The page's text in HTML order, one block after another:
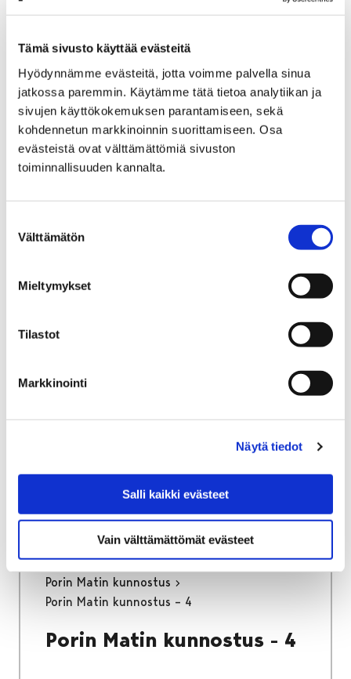
Tämä sivusto käyttää evästeitä
Hyödynnämme evästeitä, jotta voimme palvella sinua
jatkossa paremmin. Käytämme tätä tietoa analytiikan ja
sivujen käyttökokemuksen parantamiseen, sekä
kohdennetun markkinoinnin suorittamiseen. Osa
evästeistä ovat välttämättömiä sivuston
toiminnallisuuden kannalta.
valinta
Välttämätön
Mieltymykset
Tilastot
Markkinointi
Näytä tiedot
Salli kaikki evästeet
Vain välttämättömät evästeet
Porin Matin kunnostus
Porin Matin kunnostus - 6
Etusivu
Porin Matin kunnostus - 9
Etusivu Näyttelyt
Verkkonäyttelyt
Porin Matin kunnostus
Porin Matin kunnostus – 4
Porin Matin kunnostus - 4